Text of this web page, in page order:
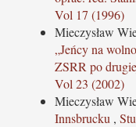
Vol 17 (1996)
Mieczysław
„Jeńcy na
ZSRR po
Vol 23 (2002)
Mieczysław
Innsbrucku ,